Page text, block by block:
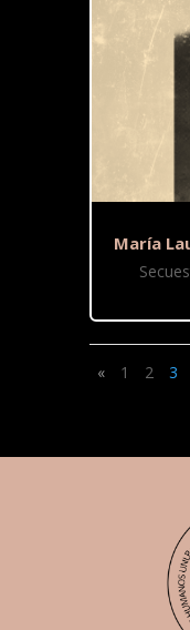
María
« 1 2 3